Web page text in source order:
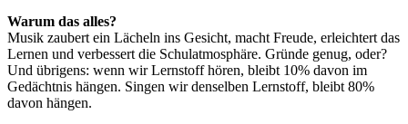
Warum das alles?
Musik zaubert ein Lächeln ins Gesicht, macht Freude, erleichtert das
Lernen und verbessert die Schulatmosphäre. Gründe genug, oder?
Und übrigens: wenn wir Lernstoff hören, bleibt 10% davon im
Gedächtnis hängen. Singen wir denselben Lernstoff, bleibt 80%
davon hängen.